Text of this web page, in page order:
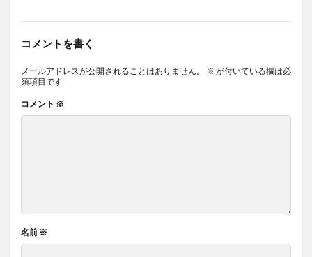
コメントを書く
メールアドレスが公開されることはありません。 ※ が付いている欄は必
須項目です
コメント ※
名前 ※